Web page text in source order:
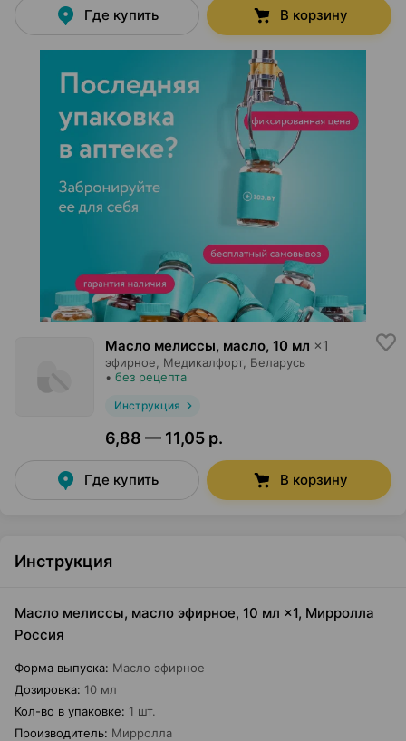
Где купить В корзину
Масло мелиссы, масло, 10 мл ×1
эфирное, Медикалфорт, Беларусь
• без рецепта
Инструкция
6,88 — 11,05 р.
Где купить В корзину
Инструкция
Масло мелиссы, масло эфирное, 10 мл ×1, Мирролла
Россия
Форма выпуска: Масло эфирное
Дозировка: 10 мл
Кол-во в упаковке: 1 шт.
Производитель: Мирролла